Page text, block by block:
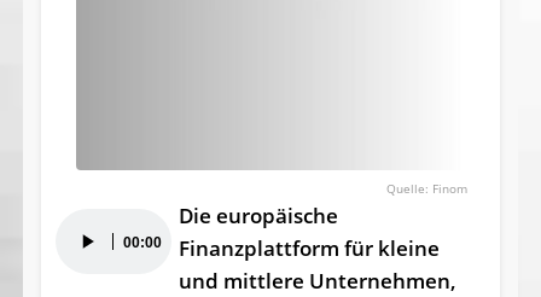
Finom
Player 00:00
Die europäische
Finanzplattform für kleine
und mittlere Unternehmen,